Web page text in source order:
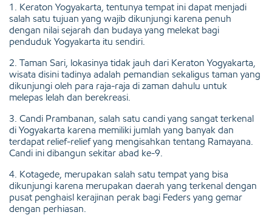
1. Keraton Yogyakarta, tentunya tempat ini dapat menjadi
salah satu tujuan yang wajib dikunjungi karena penuh
dengan nilai sejarah dan budaya yang melekat bagi
penduduk Yogyakarta itu sendiri.
2. Taman Sari, lokasinya tidak jauh dari Keraton Yogyakarta,
wisata disini tadinya adalah pemandian sekaligus taman yang
dikunjungi oleh para raja-raja di zaman dahulu untuk
melepas lelah dan berekreasi.
3. Candi Prambanan, salah satu candi yang sangat terkenal
di Yogyakarta karena memiliki jumlah yang banyak dan
terdapat relief-relief yang mengisahkan tentang Ramayana.
Candi ini dibangun sekitar abad ke-9.
4. Kotagede, merupakan salah satu tempat yang bisa
dikunjungi karena merupakan daerah yang terkenal dengan
pusat penghaisl kerajinan perak bagi Feders yang gemar
dengan perhiasan.